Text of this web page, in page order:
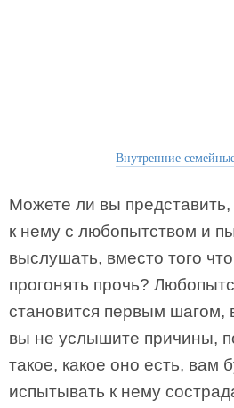
Внутренние
Можете ли вы
к нему с любопытством и
выслушать, вместо того
прогонять прочь?
становится первым шагом,
вы не услышите причины,
такое, какое оно есть, вам
испытывать к нему